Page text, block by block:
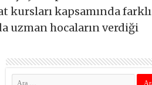
kursları kapsamında farklı
uzman hocaların verdiği